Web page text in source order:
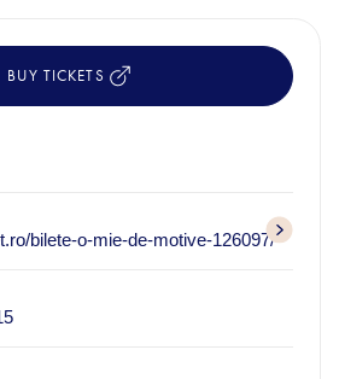
BUY TICKETS
bilete-o-mie-de-motive-126097/